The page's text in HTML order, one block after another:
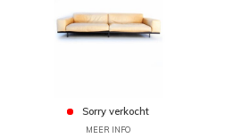
Sorry verkocht
MEER INFO